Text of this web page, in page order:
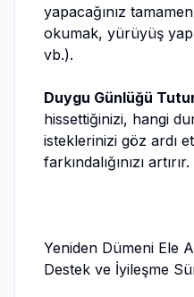
yapacağınız
okumak, yürüyüş
vb.).
Duygu Günlüğü
hissettiğinizi, hangi
isteklerinizi göz ardı
farkındalığınızı artırır.
Yeniden Dümeni Ele
Destek ve İyileşme